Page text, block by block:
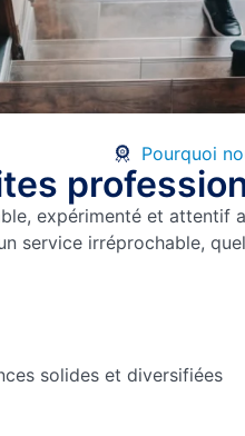
Pourquoi
expérimenté et
irréprochable,
solides et diversifiées